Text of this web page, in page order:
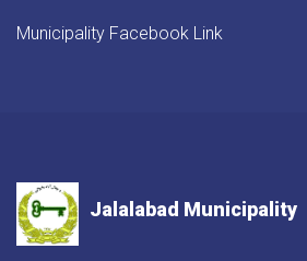
Municipality Facebook Link
Jalalabad Municipality